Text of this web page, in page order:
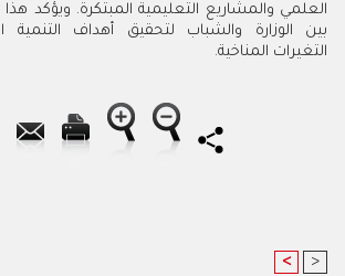
العلمي والمشاريع التعليمية المبتكرة. ويؤكد هذا
بين الوزارة والشباب لتحقيق أهداف التنمية
التغيرات المناخية.
< >